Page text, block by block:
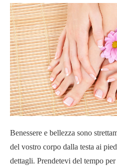
Benessere e bellezza sono
del vostro corpo dalla testa ai
dettagli. Prendetevi del tempo